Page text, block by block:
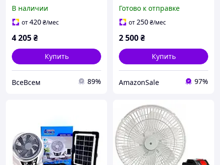
вуличних наметів із
дистанційним
світлодіодним
В наличии
от420₴/мес
4 205₴
Купить
ВсеВсем 89%
Готово к отправке
от250₴/мес
2 500₴
Купить
AmazonSale 97%